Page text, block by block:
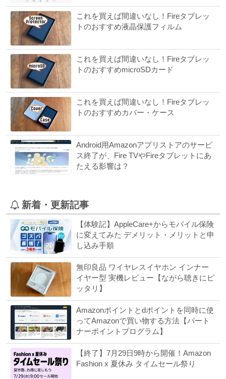
これを買えば間違いなし！Fireタブレッ
トのおすすめ液晶保護フィルム
これを買えば間違いなし！Fireタブレッ
トのおすすめmicroSDカード
これを買えば間違いなし！Fireタブレッ
トのおすすめカバー・ケース
Android用Amazonアプリストアのサービ
ス終了が、Fire TVやFireタブレットにあ
たえる影響は？
新着・更新記事
【体験記】AppleCare+からモバイル保険
に変えてみた デメリット・メリットと申
し込み手順
無印良品 ワイヤレスイヤホン インナー
イヤー型 実機レビュー【ながら聴きにピ
ッタリ】
Amazonポイントとdポイントを同時に使
ってAmazonで買い物する方法【パート
ナーポイントプログラム】
【終了】7月29日9時から開催！Amazon
Fashion x 夏休み タイムセール祭り